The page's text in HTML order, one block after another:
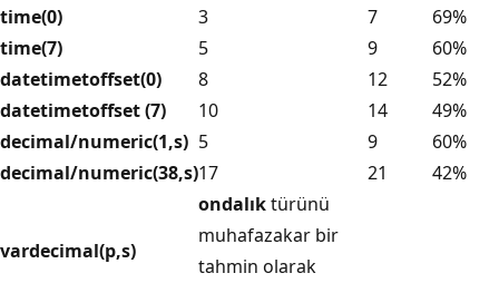
time(0) 3 7
69%
time(7)
5 9
60%
datetimetoffset(0)
8 12
52%
datetimetoffset (7)
10 14
49%
decimal/numeric(1,s) 5 9
60%
decimal/numeric(38,s)17 21 42%
vardecimal(p,s)
ondalıktürünü
muhafazakar bir
tahmin olarak